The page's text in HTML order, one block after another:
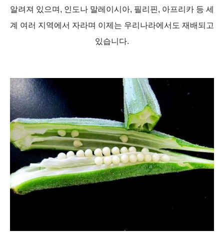
알려져 있으며, 인도나 말레이시아, 필리핀, 아프리카 등 세
계 여러 지역에서 자라며 이제는 우리나라에서도 재배되고
있습니다.